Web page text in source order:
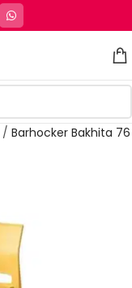
/ Barhocker Bakhita 76